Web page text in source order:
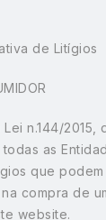
de Litígios
n.144/
todas as
que
compra de
website.